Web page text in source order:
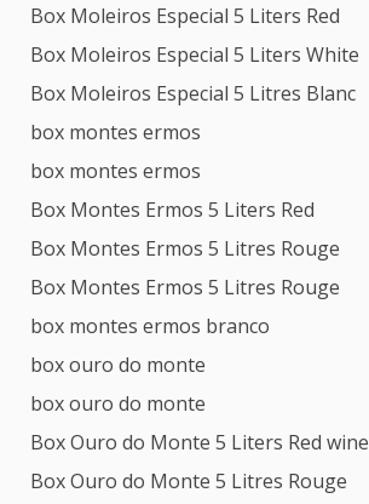
Box Moleiros Especial 5 Liters Red
Box Moleiros Especial 5 Liters White
Box Moleiros Especial 5 Litres Blanc
box montes ermos
box montes ermos
Box Montes Ermos 5 Liters Red
Box Montes Ermos 5 Litres Rouge
Box Montes Ermos 5 Litres Rouge
box montes ermos branco
box ouro do monte
box ouro do monte
Box Ouro do Monte 5 Liters Red wine
Box Ouro do Monte 5 Litres Rouge